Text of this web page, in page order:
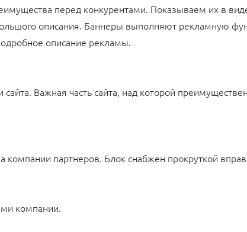
перед конкурентами. Показываем их в
описания. Баннеры выполняют рекламную
описание рекламы.
сайта. Важная часть сайта, над которой
компании партнеров. Блок снабжен прокруткой
компании.